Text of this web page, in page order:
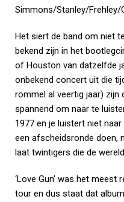
Simmons/Stanley/Frehley/
Het siert de band om niet
bekend zijn in het
of Houston van datzelfde
onbekend concert uit die
rommel al veertig jaar) zijn
spannend om naar te
1977 en je luistert niet
een afscheidsronde doen,
laat twintigers die de
‘Love Gun’ was het
tour en dus staat dat